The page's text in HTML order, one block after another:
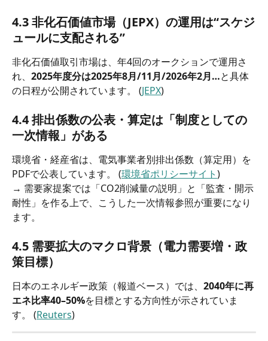
4.3 非化石価値市場（JEPX）の運用は“スケジ
ュールに支配される”
非化石価値取引市場は、年4回のオークションで運用さ
れ、 2025年度分は2025年8月/11月/2026年2月…と具体
の日程が公開されています。 (JEPX)
4.4 排出係数の公表・算定は「制度としての
一次情報」がある
環境省・経産省は、電気事業者別排出係数（算定用）を
PDFで公表しています。 (環境省ポリシーサイト)
→ 需要家提案では「CO2削減量の説明」と「監査・開示
耐性」を作る上で、こうした一次情報参照が重要になり
ます。
4.5 需要拡大のマクロ背景（電力需要増・政
策目標）
日本のエネルギー政策（報道ベース）では、 2040年に再
エネ比率40–50%を目標とする方向性が示されていま
す。 (Reuters)